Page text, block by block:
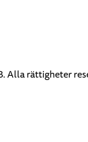
Alla rättigheter